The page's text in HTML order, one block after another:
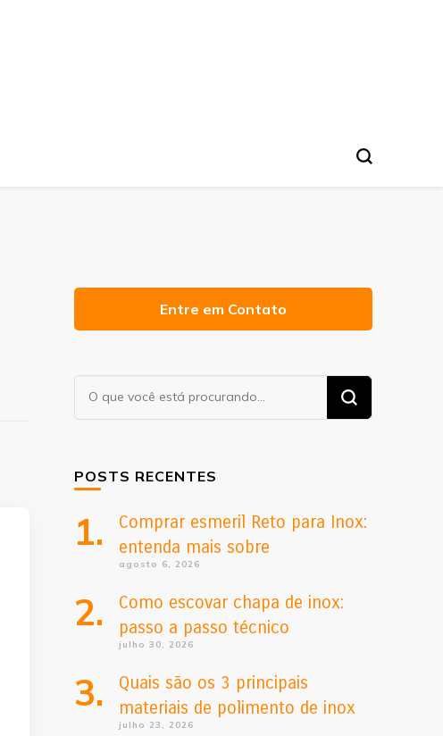
Entre em Contato
Procurando
algo?
POSTS RECENTES
Comprar esmeril Reto para Inox:
entenda mais sobre
agosto 6, 2026
Como escovar chapa de inox:
passo a passo técnico
julho 30, 2026
Quais são os 3 principais
materiais de polimento de inox
julho 23, 2026